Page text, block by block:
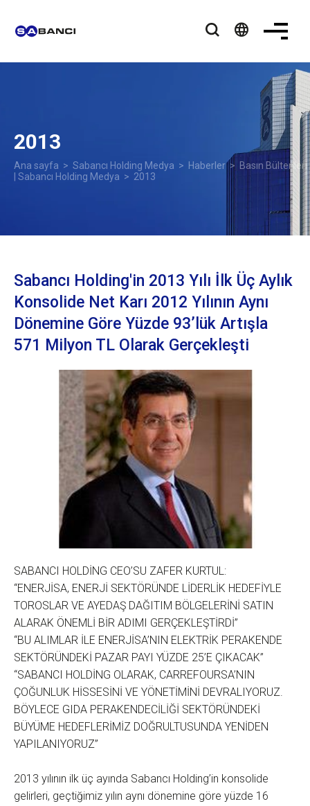
language
2013
Ana sayfa > Sabancı Holding Medya > Haberler> Basın Bültenleri
| Sabancı Holding Medya > 2013
Sabancı Holding'in 2013 Yılı İlk Üç Aylık
Konsolide Net Karı 2012 Yılının Aynı
Dönemine Göre Yüzde 93’lük Artışla
571 Milyon TL Olarak Gerçekleşti
SABANCI HOLDİNG CEO’SU ZAFER KURTUL:
“ENERJİSA, ENERJİ SEKTÖRÜNDE LİDERLİK HEDEFİYLE
TOROSLAR VE AYEDAŞ DAĞITIM BÖLGELERİNİ SATIN
ALARAK ÖNEMLİ BİR ADIMI GERÇEKLEŞTİRDİ”
“BU ALIMLAR İLE ENERJİSA’NIN ELEKTRİK PERAKENDE
SEKTÖRÜNDEKİ PAZAR PAYI YÜZDE 25’E ÇIKACAK”
“SABANCI HOLDİNG OLARAK, CARREFOURSA’NIN
ÇOĞUNLUK HİSSESİNİ VE YÖNETİMİNİ DEVRALIYORUZ.
BÖYLECE GIDA PERAKENDECİLİĞİ SEKTÖRÜNDEKİ
BÜYÜME HEDEFLERİMİZ DOĞRULTUSUNDA YENİDEN
YAPILANIYORUZ”
2013 yılının ilk üç ayında Sabancı Holding’in konsolide
gelirleri, geçtiğimiz yılın aynı dönemine göre yüzde 16